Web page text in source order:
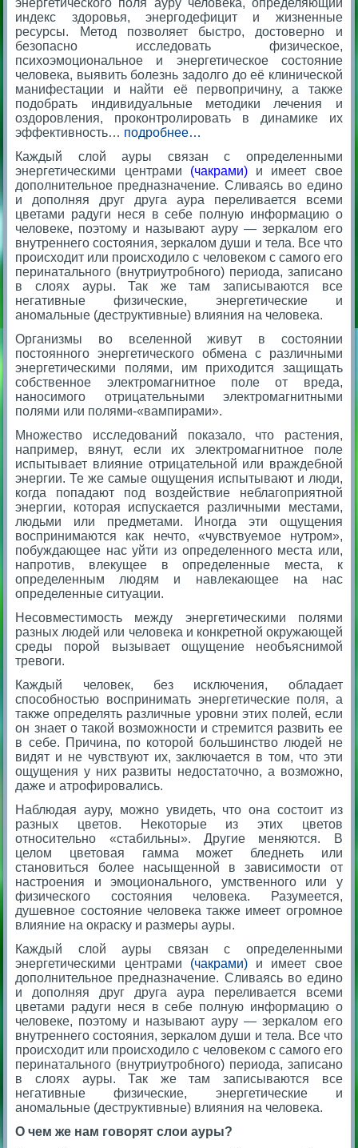
энергетического поля ауру человека, определяющий
индекс здоровья, энергодефицит и жизненные
ресурсы. Метод позволяет быстро, достоверно и
безопасно исследовать физическое,
психоэмоциональное и энергетическое состояние
человека, выявить болезнь задолго до её клинической
манифестации и найти её первопричину, а также
подобрать индивидуальные методики лечения и
оздоровления, проконтролировать в динамике их
эффективность… подробнее…
Каждый слой ауры связан с определенными
энергетическими центрами (чакрами)и имеет свое
дополнительное предназначение. Сливаясь во едино
и дополняя друг друга аура переливается всеми
цветами радуги неся в себе полную информацию о
человеке, поэтому и называют ауру — зеркалом его
внутреннего состояния, зеркалом души и тела. Все что
происходит или происходило с человеком с самого его
перинатального (внутриутробного) периода, записано
в слоях ауры. Так же там записываются все
негативные физические, энергетические и
аномальные (деструктивные) влияния на человека.
Организмы во вселенной живут в состоянии
постоянного энергетического обмена с различными
энергетическими полями, им приходится защищать
собственное электромагнитное поле от вреда,
наносимого отрицательными электромагнитными
полями или полями-«вампирами».
Множество исследований показало, что растения,
например, вянут, если их электромагнитное поле
испытывает влияние отрицательной или враждебной
энергии. Те же самые ощущения испытывают и люди,
когда попадают под воздействие неблагоприятной
энергии, которая испускается различными местами,
людьми или предметами. Иногда эти ощущения
воспринимаются как нечто, «чувствуемое нутром»,
побуждающее нас уйти из определенного места или,
напротив, влекущее в определенные места, к
определенным людям и навлекающее на нас
определенные ситуации.
Несовместимость между энергетическими полями
разных людей или человека и конкретной окружающей
среды порой вызывает ощущение необъяснимой
тревоги.
Каждый человек, без исключения, обладает
способностью воспринимать энергетические поля, а
также определять различные уровни этих полей, если
он знает о такой возможности и стремится развить ее
в себе. Причина, по которой большинство людей не
видят и не чувствуют их, заключается в том, что эти
ощущения у них развиты недостаточно, а возможно,
даже и атрофировались.
Наблюдая ауру, можно увидеть, что она состоит из
разных цветов. Некоторые из этих цветов
относительно «стабильны». Другие меняются. В
целом цветовая гамма может бледнеть или
становиться более насыщенной в зависимости от
настроения и эмоционального, умственного или у
физического состояния человека. Разумеется,
душевное состояние человека также имеет огромное
влияние на окраску и размеры ауры.
Каждый слой ауры связан с определенными
энергетическими центрами (чакрами)и имеет свое
дополнительное предназначение. Сливаясь во едино
и дополняя друг друга аура переливается всеми
цветами радуги неся в себе полную информацию о
человеке, поэтому и называют ауру — зеркалом его
внутреннего состояния, зеркалом души и тела. Все что
происходит или происходило с человеком с самого его
перинатального (внутриутробного) периода, записано
в слоях ауры. Так же там записываются все
негативные физические, энергетические и
аномальные (деструктивные) влияния на человека.
О чем же нам говорят слои ауры?